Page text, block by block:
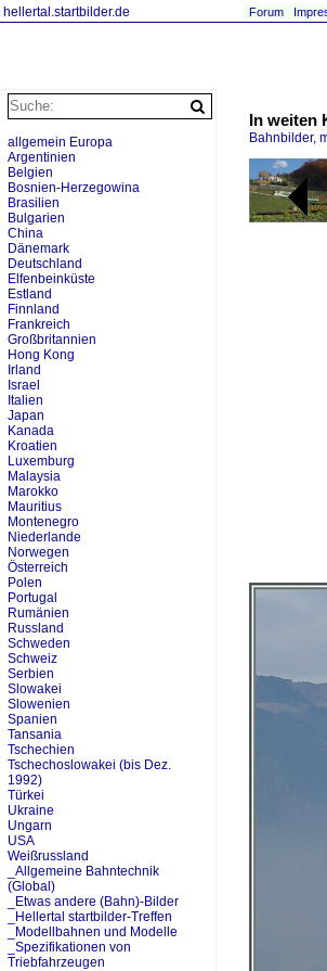
hellertal.startbilder.de Forum
In weiten
Bahnbilder,
allgemein Europa
Argentinien
Belgien
Bosnien-Herzegowina
Brasilien
Bulgarien
China
Dänemark
Deutschland
Elfenbeinküste
Estland
Finnland
Frankreich
Großbritannien
Hong Kong
Irland
Israel
Italien
Japan
Kanada
Kroatien
Luxemburg
Malaysia
Marokko
Mauritius
Montenegro
Niederlande
Norwegen
Österreich
Polen
Portugal
Rumänien
Russland
Schweden
Schweiz
Serbien
Slowakei
Slowenien
Spanien
Tansania
Tschechien
Tschechoslowakei (bis Dez.
1992)
Türkei
Ukraine
Ungarn
USA
Weißrussland
_Allgemeine Bahntechnik
(Global)
_Etwas andere (Bahn)-Bilder
_Hellertal startbilder-Treffen
_Modellbahnen und Modelle
_Spezifikationen von
Triebfahrzeugen